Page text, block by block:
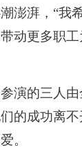
澎湃，“我
动更多职
的三人由
的成功离
。